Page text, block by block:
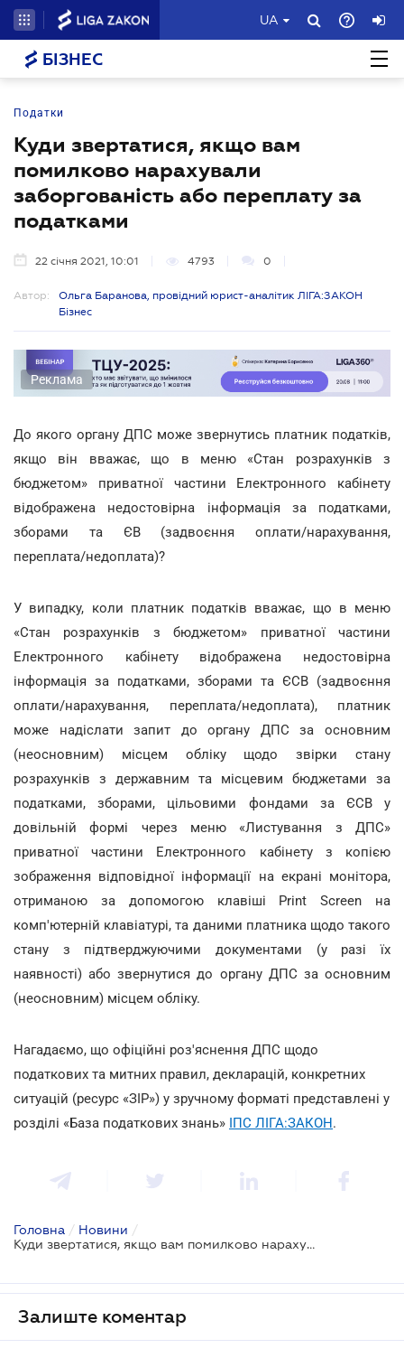
UA
БІЗНЕС
Податки
Куди звертатися, якщо вам
помилково нарахували
заборгованість або переплату за
податками
22 січня 2021, 10:01 4793 0
Автор:
Ольга Баранова, провідний юрист-аналітик ЛІГА:ЗАКОН
Бізнес
Реклама
До якого органу ДПС може звернутись платник податків,
якщо він вважає, що в меню «Стан розрахунків з
бюджетом» приватної частини Електронного кабінету
відображена недостовірна інформація за податками,
зборами та ЄВ (задвоєння оплати/нарахування,
переплата/недоплата)?
У випадку, коли платник податків вважає, що в меню
«Стан розрахунків з бюджетом» приватної частини
Електронного кабінету відображена недостовірна
інформація за податками, зборами та ЄСВ (задвоєння
оплати/нарахування, переплата/недоплата), платник
може надіслати запит до органу ДПС за основним
(неосновним) місцем обліку щодо звірки стану
розрахунків з державним та місцевим бюджетами за
податками, зборами, цільовими фондами за ЄСВ у
довільній формі через меню «Листування з ДПС»
приватної частини Електронного кабінету з копією
зображення відповідної інформації на екрані монітора,
отриманою за допомогою клавіші Print Screen на
комп'ютерній клавіатурі, та даними платника щодо такого
стану з підтверджуючими документами (у разі їх
наявності) або звернутися до органу ДПС за основним
(неосновним) місцем обліку.
Нагадаємо, що офіційні роз'яснення ДПС щодо
податкових та митних правил, декларацій, конкретних
ситуацій (ресурс «ЗІР») у зручному форматі представлені у
розділі «База податкових знань» ІПС ЛІГА:ЗАКОН.
Головна / Новини /
Куди звертатися, якщо вам помилково нарахували заборгованість або переплату за податками
Залиште коментар